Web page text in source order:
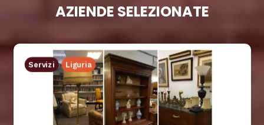
AZIENDE SELEZIONATE
Servizi Liguria